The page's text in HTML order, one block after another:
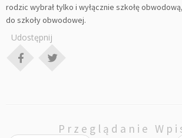
rodzic wybrał tylko i wyłącznie szkołę
do szkoły obwodowej.
Udostępnij
Przeglądanie